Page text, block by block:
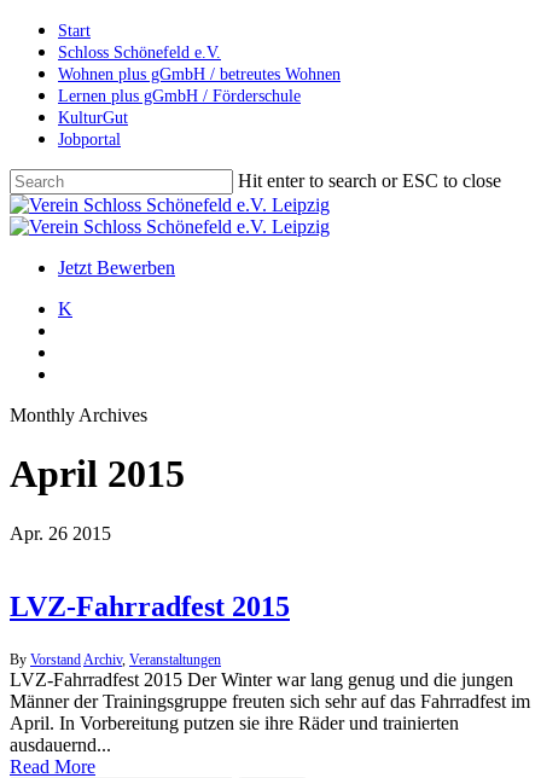
Skip
main
content
Start
Schloss Schönefeld e.V.
Wohnen plus gGmbH / betreutes Wohnen
Lernen plus gGmbH / Förderschule
KulturGut
Jobportal
Hit enter to search or ESC to close
Close
Search
search
account
Menu
Jetzt Bewerben
K
Monthly Archives
April 2015
Apr. 26 2015
LVZ-Fahrradfest 2015
By Vorstand Archiv, Veranstaltungen
LVZ-Fahrradfest 2015 Der Winter war lang genug und die jungen
Männer der Trainingsgruppe freuten sich sehr auf das Fahrradfest im
April. In Vorbereitung putzen sie ihre Räder und trainierten
ausdauernd...
Read More